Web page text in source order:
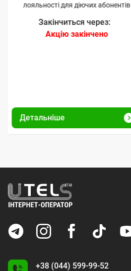
лояльності для діючих абонентів
Закінчиться через:
Акцію закінчено
Детальніше
+38 (044) 599-99-52